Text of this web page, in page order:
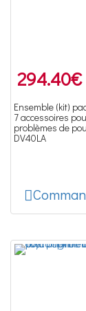
294.40€
Ensemble (kit)
7 accessoires
problèmes de
DV40LA